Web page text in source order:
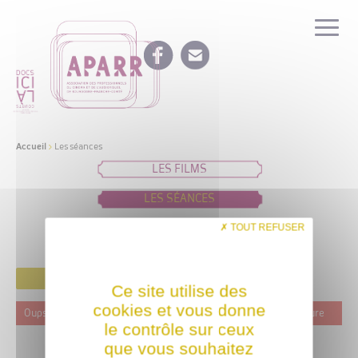
Accueil > Les séances
LES FILMS
LES SÉANCES
IDÉES DE PROGRAMMATION
Oups ! Ce film n'est programmé actuellement dans aucune structure
Ce site utilise des
cookies et vous donne
le contrôle sur ceux
que vous souhaitez
TOUT REFUSER